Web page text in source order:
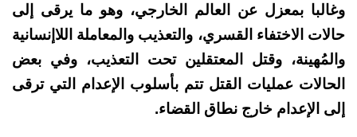
وغالبا بمعزل عن العالم الخارجي، وهو ما يرقى إلى
حالات الاختفاء القسري، والتعذيب والمعاملة اللاإنسانية
والمُهينة، وقتل المعتقلين تحت التعذيب، وفي بعض
الحالات عمليات القتل تتم بأسلوب الإعدام التي ترقى
إلى الإعدام خارج نطاق القضاء.